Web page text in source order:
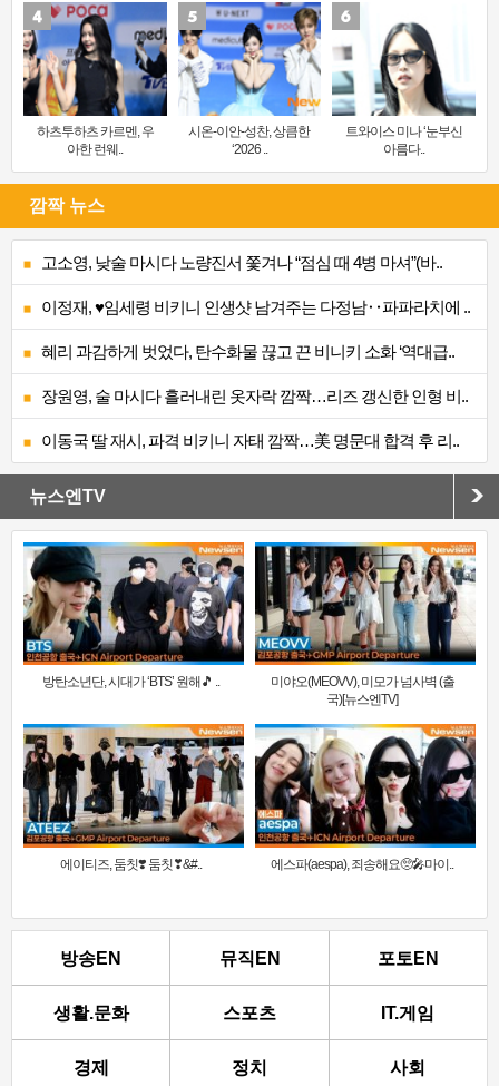
하츠투하츠 카르멘, 우
아한 런웨..
시온-이안-성찬, 상큼한
‘2026 ..
트와이스 미나 ‘눈부신
아름다..
깜짝 뉴스
고소영, 낮술 마시다 노량진서 쫓겨나 “점심 때 4병 마셔”(바..
이정재, ♥임세령 비키니 인생샷 남겨주는 다정남‥파파라치에 ..
혜리 과감하게 벗었다, 탄수화물 끊고 끈 비니키 소화 ‘역대급..
장원영, 술 마시다 흘러내린 옷자락 깜짝…리즈 갱신한 인형 비..
이동국 딸 재시, 파격 비키니 자태 깜짝…美 명문대 합격 후 리..
뉴스엔TV
방탄소년단, 시대가 ‘BTS’ 원해🎵 ..
미야오(MEOVV), 미모가 넘사벽 (출
국)[뉴스엔TV]
에이티즈, 둠칫❣️ 둠칫❣&#.. 에스파(aespa), 죄송해요🥺🎤마이..
방송EN 뮤직EN 포토EN
생활.문화 스포츠 IT.게임
경제 정치 사회